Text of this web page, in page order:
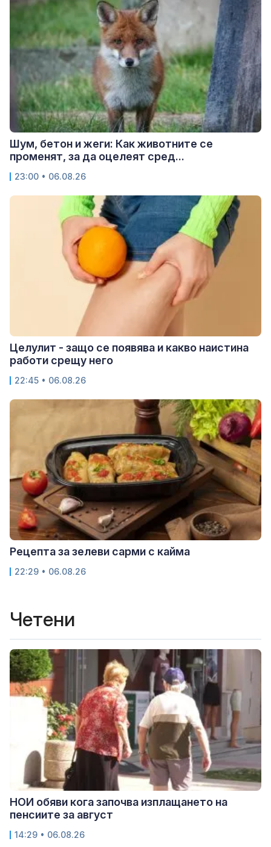
Шум, бетон и жеги: Как животните се
променят, за да оцелеят сред...
23:00 • 06.08.26
Целулит - защо се появява и какво наистина
работи срещу него
22:45 • 06.08.26
Рецепта за зелеви сарми с кайма
22:29 • 06.08.26
Четени
НОИ обяви кога започва изплащането на
пенсиите за август
14:29 • 06.08.26